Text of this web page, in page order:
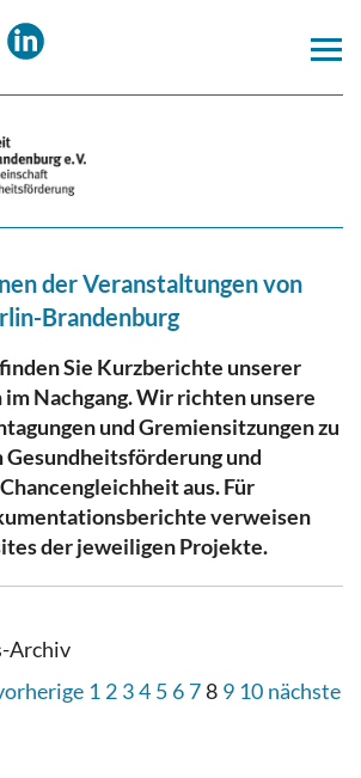
der Veranstaltungen von
Brandenburg
Sie Kurzberichte unserer
Nachgang. Wir richten unsere
und Gremiensitzungen zu
Gesundheitsförderung und
aus. Für
verweisen
der jeweiligen Projekte.
Archiv
1 2 34 5 6 78 9 10 nächste